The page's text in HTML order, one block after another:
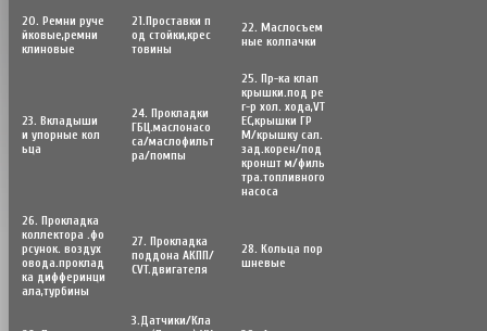
20. Ремни руче
йковые,ремни
клиновые
21.Проставки п
од стойки,крес
товины
22. Маслосъем
ные колпачки
23. Вкладыши
и упорные кол
ьца
24. Прокладки
ГБЦ.маслонасо
са/маслофильт
ра/помпы
25. Пр-ка клап
крышки.под ре
г-р хол. хода,VT
EC,крышки ГР
М/крышку сал.
зад.корен/под
кроншт м/филь
тра.топливного
насоса
26. Прокладка
коллектора .фо
рсунок. воздух
овода.проклад
ка дифферинци
ала,турбины
27. Прокладка
поддона АКПП/
CVT.двигателя
28. Кольца пор
шневые
3.Датчики/Кла